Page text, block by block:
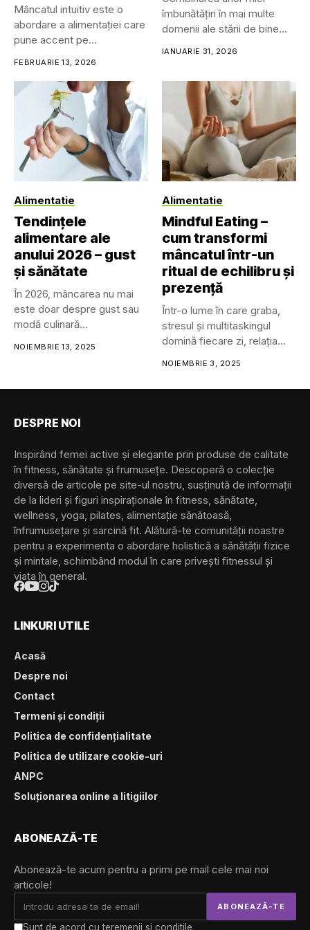
Mâncatul intuitiv este o
abordare a alimentației care
pune accent pe
FEBRUARIE 13, 2026
îmbunătățiri în mai multe
domenii ale stării de bine...
IANUARIE 31, 2026
Alimentatie
Tendințele
alimentare ale
anului 2026 – gust
și sănătate
În 2026, mâncarea nu mai
este doar despre gust sau
modă culinară...
NOIEMBRIE 13, 2025
Alimentatie
Mindful Eating –
cum transformi
mâncatul într-un
ritual de echilibru și
prezență
Într-o lume în care graba,
stresul și multitaskingul
domină fiecare zi, relația...
NOIEMBRIE 3, 2025
DESPRE NOI
Inspirând femei active și elegante prin produse de calitate
în fitness, sănătate și frumusețe. Descoperă o colecție
diversă de articole pe site-ul nostru, susținută de informații
de la lideri și figuri inspiraționale în fitness, sănătate,
wellness, yoga, pilates, alimentație sănătoasă,
înfrumusețare și sarcină fit. Alătură-te comunității noastre
pentru a experimenta o abordare holistică a sănătății fizice
și mintale, schimbând modul în care privești fitnessul și
viața în general.
LINKURI UTILE
Acasă
Despre noi
Contact
Termeni și condiții
Politica de confidențialitate
Politica de utilizare cookie-uri
ANPC
Soluționarea online a litigiilor
ABONEAZĂ-TE
Abonează-te acum pentru a primi pe mail cele mai noi
articole!
Sunt de acord cu teremenii si conditile